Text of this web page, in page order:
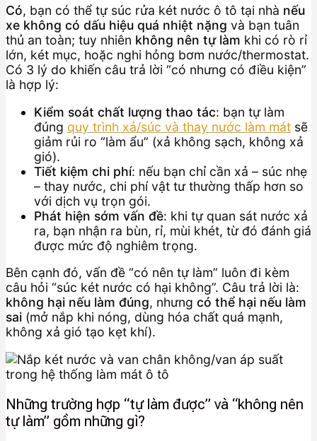
Có, bạn có thể tự súc rửa két nước ô tô tại nhà nếu
xe không có dấu hiệu quá nhiệt nặng và bạn tuân
thủ an toàn; tuy nhiên không nên tự làm khi có rò rỉ
lớn, két mục, hoặc nghi hỏng bơm nước/thermostat.
Có 3 lý do khiến câu trả lời “có nhưng có điều kiện”
là hợp lý:
Kiểm soát chất lượng thao tác: bạn tự làm
đúng quy trình xả/súc và thay nước làm mát sẽ
giảm rủi ro “làm ẩu” (xả không sạch, không xả
gió).
Tiết kiệm chi phí: nếu bạn chỉ cần xả – súc nhẹ
– thay nước, chi phí vật tư thường thấp hơn so
với dịch vụ trọn gói.
Phát hiện sớm vấn đề: khi tự quan sát nước xả
ra, bạn nhận ra bùn, rỉ, mùi khét, từ đó đánh giá
được mức độ nghiêm trọng.
Bên cạnh đó, vấn đề “có nên tự làm” luôn đi kèm
câu hỏi “súc két nước có hại không”. Câu trả lời là:
không hại nếu làm đúng, nhưng có thể hại nếu làm
sai (mở nắp khi nóng, dùng hóa chất quá mạnh,
không xả gió tạo kẹt khí).
Những trường hợp “tự làm được” và “không nên
tự làm” gồm những gì?